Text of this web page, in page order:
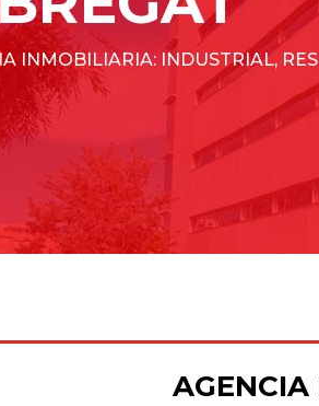
INMOBILIARIA: INDUSTRIAL,
AGENCIA